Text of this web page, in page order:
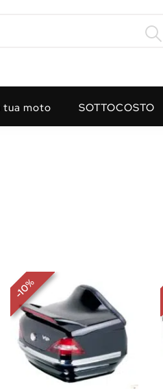
tua moto SOTTOCOSTO
-
10
%